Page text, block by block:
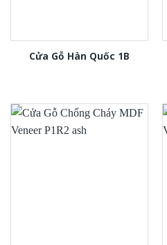
Cửa Gỗ Hàn Quốc 1B